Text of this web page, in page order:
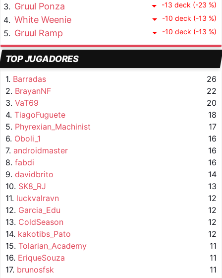
Gruul Ponza -13 deck (-23 %)
White Weenie -10 deck (-13 %)
Gruul Ramp -10 deck (-13 %)
TOP JUGADORES
1. Barradas
26
2. BrayanNF
22
3. VaT69
20
4. TiagoFuguete
18
5. Phyrexian_Machinist
17
6. Oboli_1
16
7. androidmaster
16
8. fabdi
16
9. davidbrito
14
10. SK8_RJ
13
11. luckvalravn
12
12. Garcia_Edu
12
13. ColdSeason
12
14. kakotibs_Pato
12
15. Tolarian_Academy
11
16. EriqueSouza
11
17. brunosfsk
11